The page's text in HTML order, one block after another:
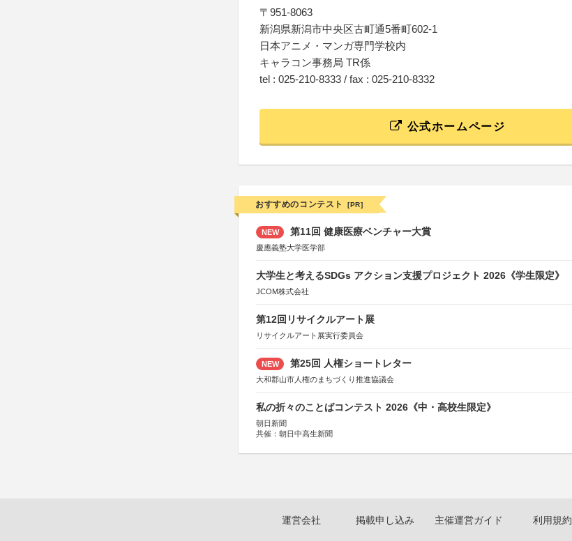
〒951-8063
新潟県新潟市中央区古町通5番町602-1
日本アニメ・マンガ専門学校内
キャラコン事務局 TR係
tel : 025-210-8333 / fax : 025-210-8332
公式ホームページ
おすすめのコンテスト [PR]
NEW 第11回 健康医療ベンチャー大賞
慶應義塾大学医学部
大学生と考えるSDGs アクション支援プロジェクト 2026《学生限定》
JCOM株式会社
第12回リサイクルアート展
リサイクルアート展実行委員会
NEW 第25回 人権ショートレター
大和郡山市人権のまちづくり推進協議会
私の折々のことばコンテスト 2026《中・高校生限定》
朝日新聞
共催：朝日中高生新聞
運営会社 掲載申し込み 主催運営ガイド 利用規約